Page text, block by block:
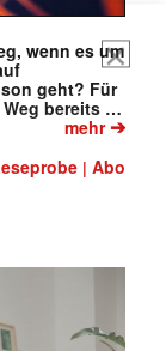
wenn es um
geht? Für
Weg bereits …
mehr➔
|Abo